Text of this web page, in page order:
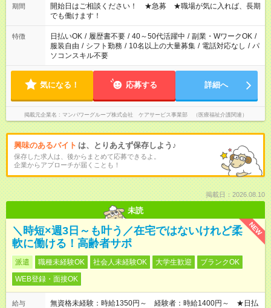
ん ※法令に基づき、週20時間以上勤務は社会保険への加入対象
となります ※労働者派遣法（日雇い派遣の原則禁止）により、
短時間・短期間の就業はご案内が難しい場合があります
期間
開始日はご相談ください！ ★急募 ★職場が気に入れば、長期
でも働けます！
特徴 日払いOK / 履歴書不要 / 40～50代活躍中 / 副業・WワークOK /
服装自由 / シフト勤務 / 10名以上の大量募集 / 電話対応なし / パ
ソコンスキル不要
気になる！ 応募する 詳細へ
掲載元企業名 マンパワーグループ株式会社 ケアサービス事業部 （医療福祉介護関連）
興味のあるバイト は、とりあえず保存しよう♪
保存した求人は、後からまとめて応募できるよ。
企業からアプローチが届くことも！
掲載日：2026.08.10
未読
NEW
＼時短×週3日～も叶う／在宅ではないけれど柔
軟に働ける！高齢者サポ
派遣 職種未経験OK 社会人未経験OK 大学生歓迎
ブランクOK
WEB登録・面接OK
給与
無資格未経験：時給1350円～ 経験者：時給1400円～ ★日払